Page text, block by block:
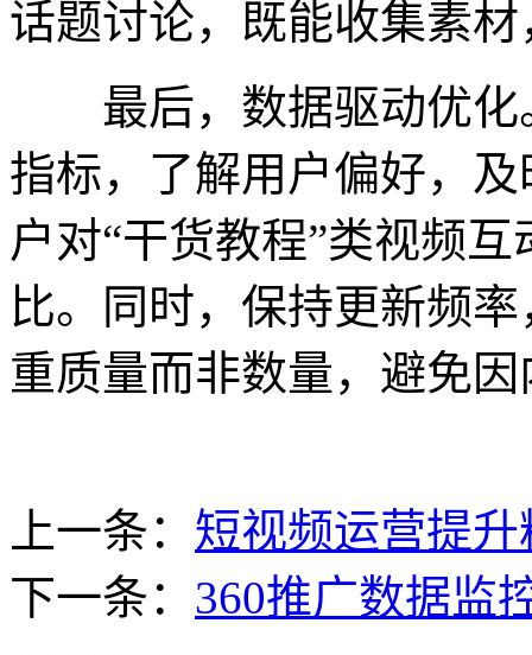
话题讨论，既能收集素
最后，数据驱动优化
指标，了解用户偏好，
户对“干货教程”类视频
比。同时，保持更新频
重质量而非数量，避免
上一条： 短视频运营提
下一条： 360推广数据监